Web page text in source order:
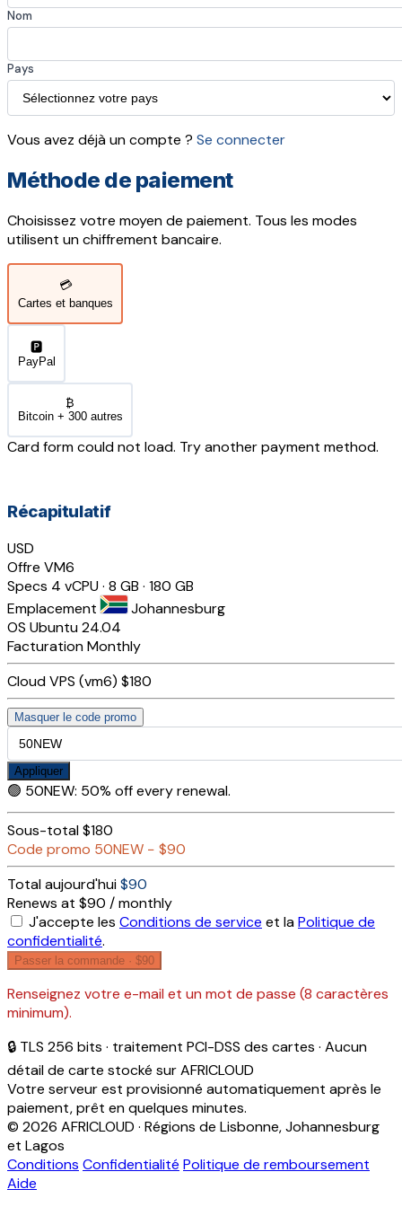
Nom
Pays
Vous avez déjà un compte ? Se connecter
Méthode de paiement
Choisissez votre moyen de paiement. Tous les modes
utilisent un chiffrement bancaire.
💳
Cartes et banques
🅿️
PayPal
₿
Bitcoin + 300 autres
Card form could not load. Try another payment method.
Récapitulatif
USD
Offre VM6
Specs 4 vCPU · 8 GB · 180 GB
Emplacement
Johannesburg
OS Ubuntu 24.04
FacturationMonthly
Cloud VPS (vm6) $180
Masquer le code promo
Appliquer
🟢 50NEW: 50% off every renewal.
Sous-total$180
Code promo 50NEW − $90
Total aujourd'hui$90
Renews at $90 / monthly
J'accepte les Conditions de service et laPolitique de
confidentialité.
Passer la commande · $90
Renseignez votre e-mail et un mot de passe (8 caractères
minimum).
🔒 TLS 256 bits · traitement PCI-DSS des cartes · Aucun
détail de carte stocké sur AFRICLOUD
Votre serveur est provisionné automatiquement après le
paiement, prêt en quelques minutes.
© 2026 AFRICLOUD · Régions de Lisbonne, Johannesburg
et Lagos
Conditions Confidentialité Politique de remboursement
Aide